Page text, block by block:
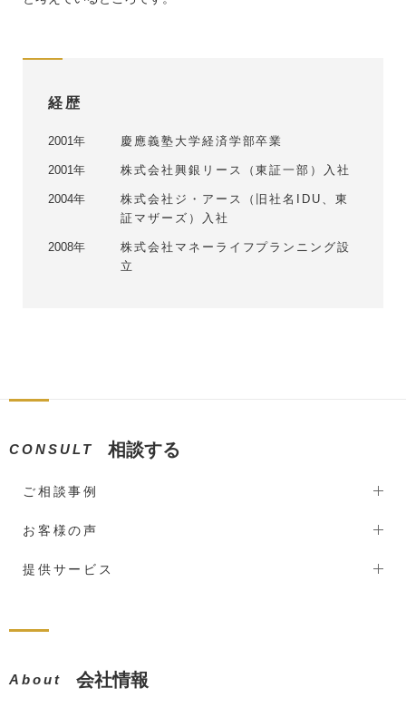
経歴
2001年 慶應義塾大学経済学部卒業
2001年 株式会社興銀リース（東証一部）入社
2004年
株式会社ジ・アース（旧社名IDU、東
証マザーズ）入社
2008年
株式会社マネーライフプランニング設
立
CONSULT 相談する
ご相談事例
お客様の声
提供サービス
About 会社情報